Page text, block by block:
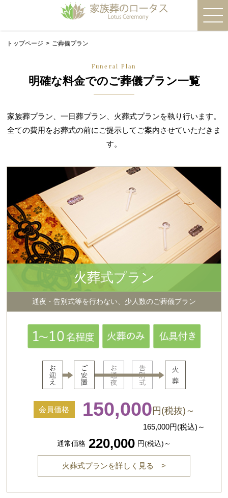
トップページ ご葬儀プラン
Funeral Plan
明確な料金でのご葬儀プラン一覧
家族葬プラン、一日葬プラン、火葬式プランを執り行います。
全ての費用をお葬式の前にご提示してご案内させていただきま
す。
火葬式プラン
通夜・告別式等を行わない、少人数のご葬儀プラン
会員価格 150,000 円(税抜)～
165,000円(税込)～
通常価格 220,000 円(税込)～
火葬式プランを詳しく見る >